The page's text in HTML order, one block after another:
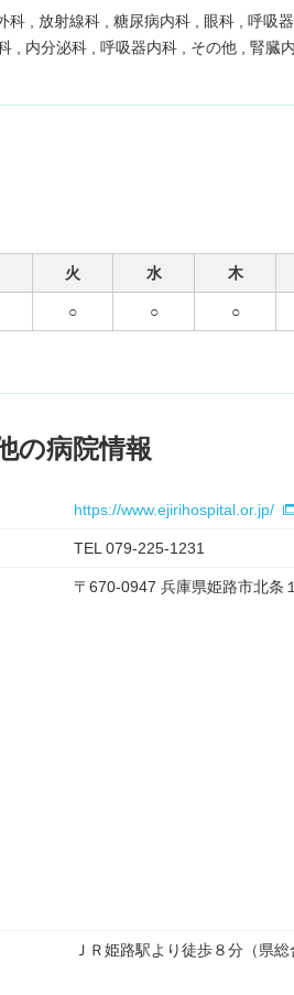
科 放射線科 糖尿病内科 眼科
呼吸
内分泌科 呼吸器内科 その他 腎臓
火 水 木
○ ○ ○
の病院情報
https://www.ejirihospital.or.jp/
TEL 079-225-1231
〒670-0947 兵庫県姫路市北条
ＪＲ姫路駅より徒歩８分（県